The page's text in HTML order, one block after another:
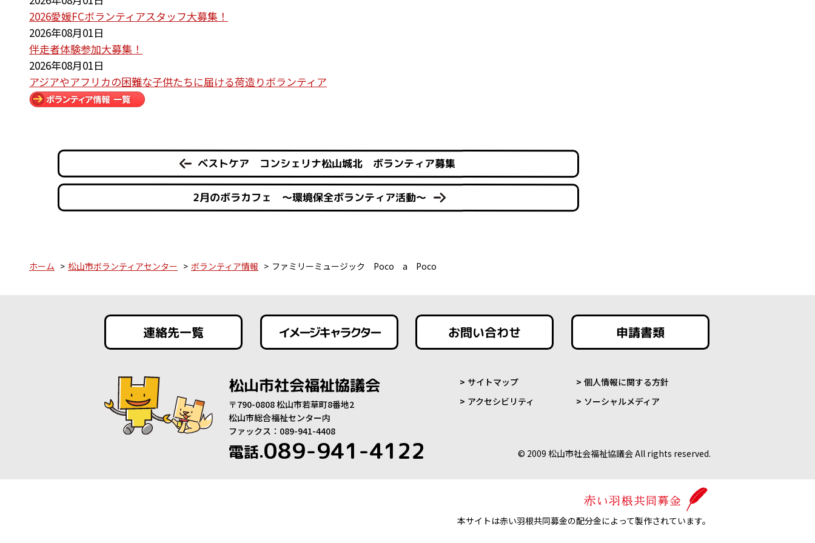
2026愛媛FCボランティアスタッフ大募集！
2026年08月01日
伴走者体験参加大募集！
2026年08月01日
アジアやアフリカの困難な子供たちに届ける荷造りボランティア
ベストケア コンシェリナ松山城北 ボランティア募集
2月のボラカフェ ～環境保全ボランティア活動～
ホーム 松山市ボランティアセンター ボランティア情報 ファミリーミュージック Poco a Poco
連絡先一覧 イメージキャラクター お問い合わせ 申請書類
松山市社会福祉協議会
〒790-0808 松山市若草町8番地2
松山市総合福祉センター内
ファックス：089-941-4408
電話.089-941-4122
サイトマップ
個人情報に関する方針
アクセシビリティ
ソーシャルメディア
© 2009 松山市社会福祉協議会 All rights reserved.
本サイトは赤い羽根共同募金の配分金によって製作されています。